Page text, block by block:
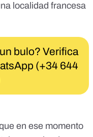
localidad francesa
bulo? Verifica
(+34 644
en ese momento